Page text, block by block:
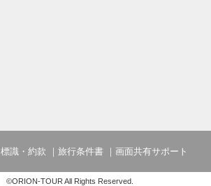
標識・約款 旅行条件書 画面共有サポート
©ORION-TOUR All Rights Reserved.